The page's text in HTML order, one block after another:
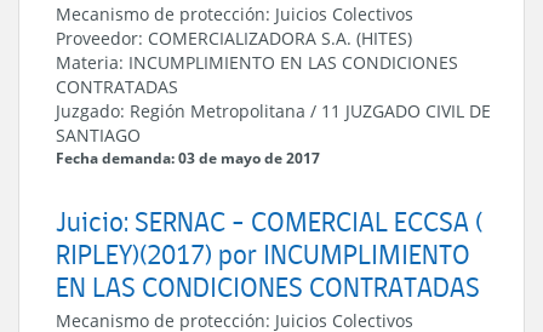
Mecanismo de protección: Juicios Colectivos
Proveedor: COMERCIALIZADORA S.A. (HITES)
Materia: INCUMPLIMIENTO EN LAS CONDICIONES
CONTRATADAS
Juzgado: Región Metropolitana / 11 JUZGADO CIVIL DE
SANTIAGO
Fecha demanda: 03 de mayo de 2017
Juicio: SERNAC - COMERCIAL ECCSA (
RIPLEY)(2017) por INCUMPLIMIENTO
EN LAS CONDICIONES CONTRATADAS
Mecanismo de protección: Juicios Colectivos